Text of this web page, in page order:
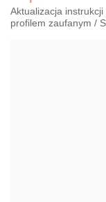
Aktualizacja
profilem zaufanym /